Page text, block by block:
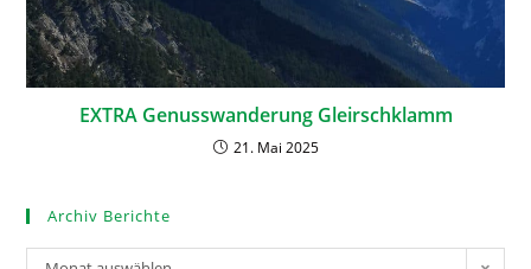
EXTRA Genusswanderung Gleirschklamm
21. Mai 2025
Archiv Berichte